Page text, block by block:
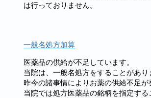
は行っておりません。
一般名処方加算
医薬品の供給が不足しています。
当院は、一般名処方をすることがあり
昨今の諸事情によりお薬の供給不足が
当院では処方医薬品の銘柄を指定す